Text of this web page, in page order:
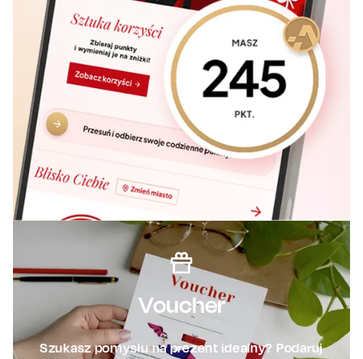
Voucher
Szukasz pomysłu na prezent idealny? Podaruj